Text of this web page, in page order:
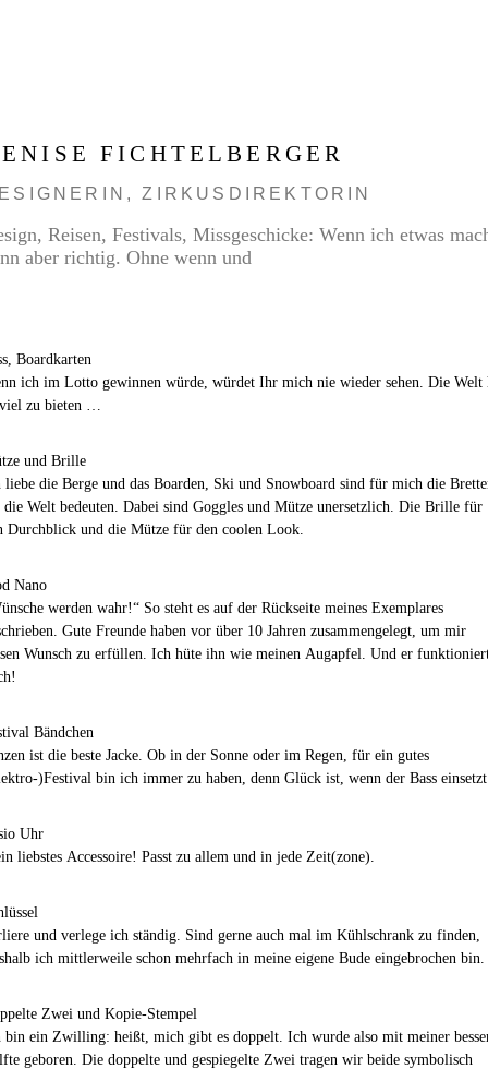
FICHTELBERGER
ZIRKUSDIREKTORIN
Reisen, Festivals, Missgeschicke: Wenn ich etwas
aber richtig. Ohne wenn und
Boardkarten
ich im Lotto gewinnen würde, würdet Ihr mich nie wieder sehen. Die Welt
zu bieten …
und Brille
liebe die Berge und das Boarden, Ski und Snowboard sind für mich die
die Welt bedeuten. Dabei sind Goggles und Mütze unersetzlich. Die Brille für
Durchblick und die Mütze für den coolen Look.
Nano
werden wahr!“ So steht es auf der Rückseite meines Exemplares
Gute Freunde haben vor über 10 Jahren zusammengelegt, um mir
Wunsch zu erfüllen. Ich hüte ihn wie meinen Augapfel. Und er
Bändchen
ist die beste Jacke. Ob in der Sonne oder im Regen, für ein gutes
)Festival bin ich immer zu haben, denn Glück ist, wenn der Bass
Uhr
liebstes Accessoire! Passt zu allem und in jede Zeit(zone).
und verlege ich ständig. Sind gerne auch mal im Kühlschrank zu finden,
ich mittlerweile schon mehrfach in meine eigene Bude eingebrochen bin.
Zwei und Kopie-Stempel
bin ein Zwilling: heißt, mich gibt es doppelt. Ich wurde also mit meiner
geboren. Die doppelte und gespiegelte Zwei tragen wir beide symbolisch